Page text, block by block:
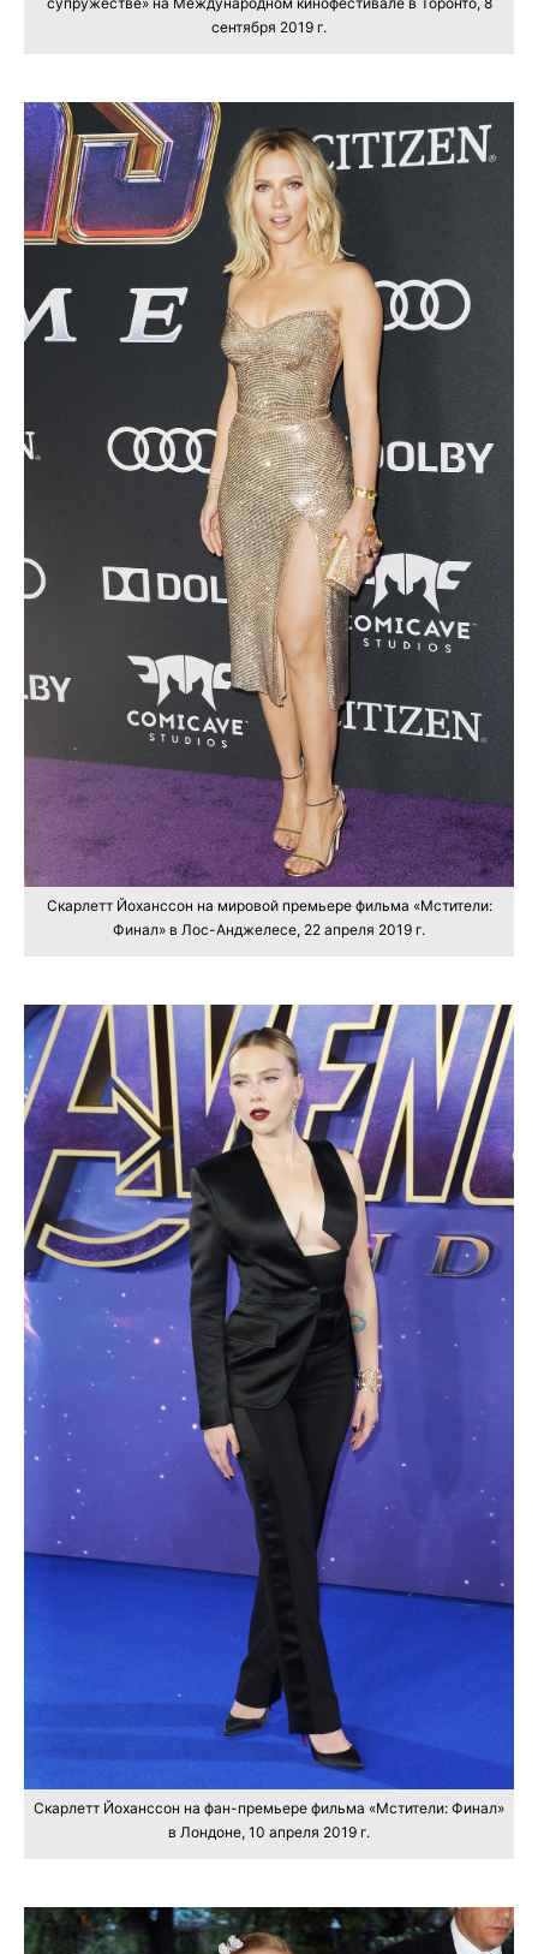
сентября 2019 г.
Скарлетт Йоханссон на мировой премьере фильма «Мстители:
Финал» в Лос-Анджелесе, 22 апреля 2019 г.
Скарлетт Йоханссон на фан-премьере фильма «Мстители: Финал»
в Лондоне, 10 апреля 2019 г.